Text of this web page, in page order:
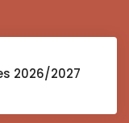
2026/2027